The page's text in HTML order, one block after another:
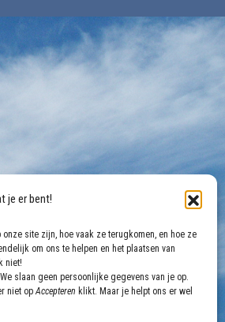
je er bent!
site zijn, hoe vaak ze terugkomen, en hoe ze
om ons te helpen en het plaatsen van
niet!
slaan geen persoonlijke gegevens van je op.
niet opAccepteren klikt. Maar je helpt ons er wel